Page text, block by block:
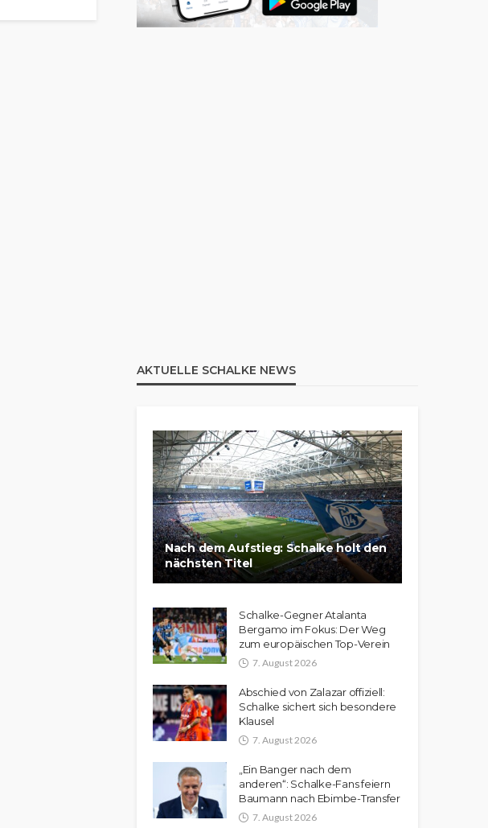
AKTUELLE SCHALKE NEWS
Nach dem Aufstieg: Schalke holt den
nächsten Titel
Schalke-Gegner Atalanta
Bergamo im Fokus: Der Weg
zum europäischen Top-Verein
7. August 2026
Abschied von Zalazar offiziell:
Schalke sichert sich besondere
Klausel
7. August 2026
„Ein Banger nach dem
anderen“: Schalke-Fans feiern
Baumann nach Ebimbe-Transfer
7. August 2026